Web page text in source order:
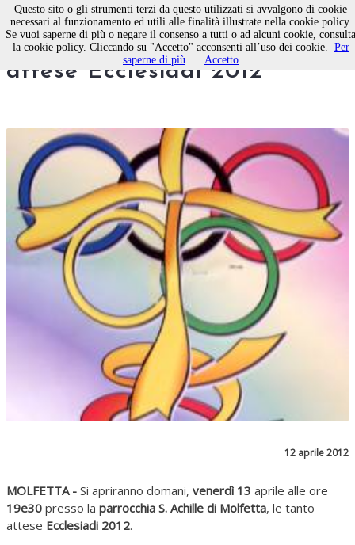
Molfetta, si aprono le tanto
attese Ecclesiadi 2012
12 aprile 2012
MOLFETTA - Si apriranno domani, venerdì 13 aprile alle ore
19e30 presso la parrocchia S. Achille di Molfetta, le tanto
attese Ecclesiadi 2012.
Questo sito o gli strumenti terzi da questo utilizzati si avvalgono di cookie
necessari al funzionamento ed utili alle finalità illustrate nella cookie policy.
Se vuoi saperne di più o negare il consenso a tutti o ad alcuni cookie, consulta
la cookie policy. Cliccando su "Accetto" acconsenti all’uso dei cookie. Per
saperne di più
Accetto